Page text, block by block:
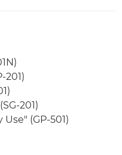
201)
201)
(GP-501)